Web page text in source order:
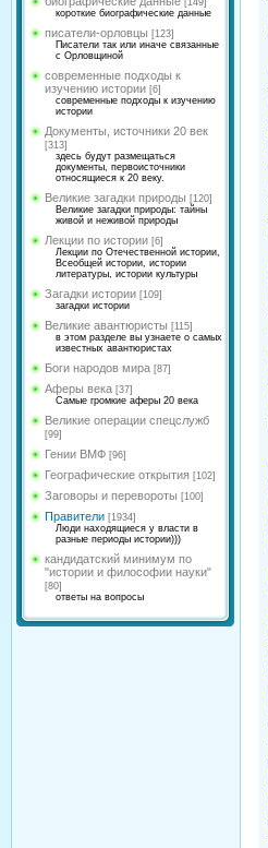
[149]
короткие биографические данные
писатели-орловцы [123]
Писатели так или иначе связанные
с Орловщиной
современные подходы к
изучению истории [6]
современные подходы к изучению
истории
Документы, источники 20 век
[313]
здесь будут размещаться
документы, первоисточники
относящиеся к 20 веку.
Великие загадки природы [120]
Великие загадки природы: тайны
живой и неживой природы
Лекции по истории [6]
Лекции по Отечественной истории,
Всеобщей истории, истории
литературы, истории культуры
Загадки истории [109]
загадки истории
Великие авантюристы [115]
в этом разделе вы узнаете о самых
известных авантюристах
Боги народов мира [87]
Аферы века [37]
Самые громкие аферы 20 века
Великие операции спецслужб
[99]
Гении ВМФ [96]
Географические открытия [102]
Заговоры и перевороты [100]
Правители [1934]
Люди находящиеся у власти в
разные периоды истории)))
кандидатский минимум по
"истории и философии науки"
[80]
ответы на вопросы